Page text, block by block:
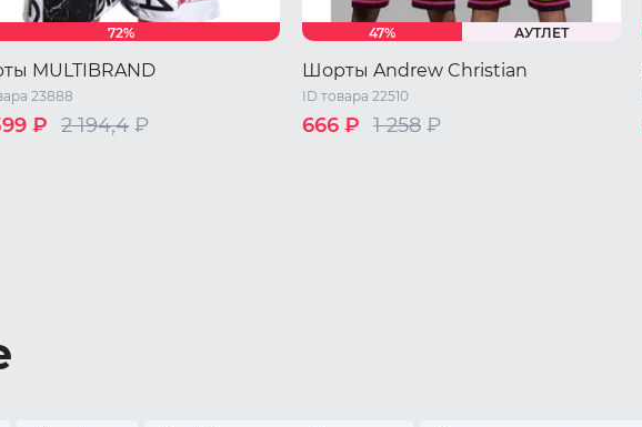
72%
MULTIBRAND
23888
₽ 2 194,4 ₽
47% АУТЛЕТ
Шорты Andrew Christian
ID товара 22510
666 ₽ 1 258 ₽